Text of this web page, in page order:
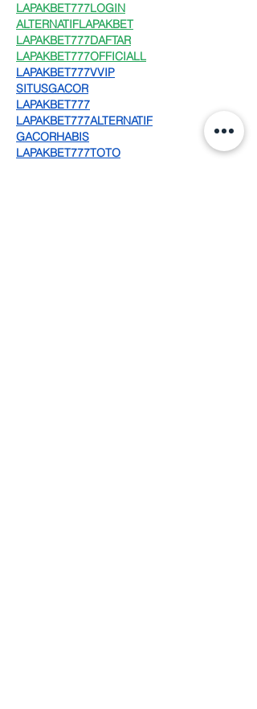
LAPAKBET777LOGIN
ALTERNATIFLAPAKBET
LAPAKBET777DAFTAR
LAPAKBET777OFFICIALL
LAPAKBET777VVIP
SITUSGACOR
LAPAKBET777
LAPAKBET777ALTERNATIF
GACORHABIS
LAPAKBET777TOTO